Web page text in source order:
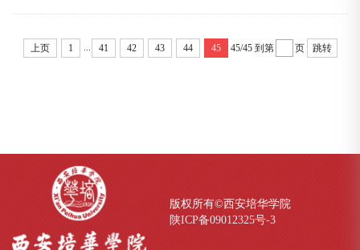
上页 1 ... 41 42 43 44 45 45/45 到第 页 跳转
版权所有©西安培华学院
陕ICP备09012325号-3